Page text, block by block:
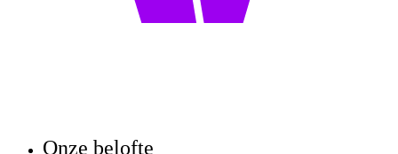
Onze belofte